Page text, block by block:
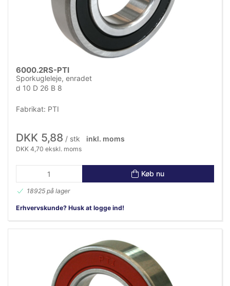
6000.2RS-PTI
Sporkugleleje, enradet
d 10 D 26 B 8
Fabrikat: PTI
DKK 5,88 / stk inkl. moms
DKK 4,70 ekskl. moms
Køb nu
18925 på lager
Erhvervskunde? Husk at logge ind!